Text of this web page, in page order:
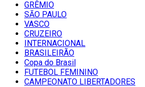
GRÊMIO
SĀO PAULO
VASCO
CRUZEIRO
INTERNACIONAL
BRASILEIRÃO
Copa do Brasil
FUTEBOL FEMININO
CAMPEONATO LIBERTADORES